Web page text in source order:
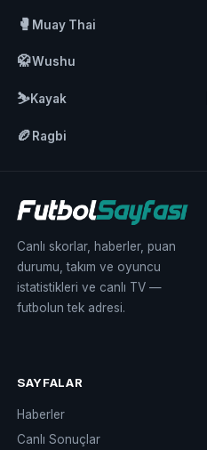
🥊 Muay Thai
🥋Wushu
⛷️Kayak
🏉 Ragbi
Canlı skorlar, haberler, puan
durumu, takım ve oyuncu
istatistikleri ve canlı TV —
futbolun tek adresi.
SAYFALAR
Haberler
Canlı Sonuçlar